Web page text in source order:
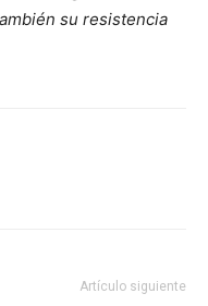
su resistencia
Artículo siguiente